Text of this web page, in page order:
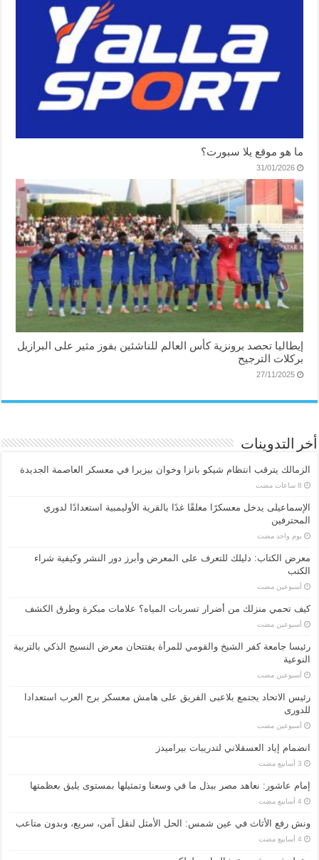
ما هو موقع يلا سبورت؟
31/01/2026
إيطاليا تحصد برونزية كأس العالم للناشئين بفوز مثير على البرازيل
بركلات الترجيح
27/11/2025
أخر التدوينات
الزمالك يترقب انتظام شيكو بانزا وخوان بيزيرا في معسكر العاصمة الجديدة
الإسماعیلی یدخل معسكرًا مغلقًا غدًا بالقرية الأوليمبية استعدادًا لدوري
المحترفين
‏يوم واحد مضت
معرض الكتاب: دليلك للتعرف على المعرض وأبرز دور النشر وكيفية شراء
الكتب
‏أسبوعين مضت
كيف تحمي منزلك من أضرار تسربات المياه؟ علامات مبكرة وطرق الكشف
‏أسبوعين مضت
رئيسا جامعة كفر الشيخ والقومي للمرأة يفتتحان معرض النسيج الذكي بالتربية
النوعية
‏أسبوعين مضت
رئيس الاتحاد يجتمع بلاعبى الفريق على هامش معسكر برج العرب استعدادا
للدورى
‏أسبوعين مضت
انضمام إياد العسقلاني لتدريبات بيراميدز
إمام عاشور: نعاهد مصر ببذل ما في وسعنا وتمثيلها بمستوى يليق بعظمتها
ونش رفع الأثاث في عين شمس: الحل الأمثل لنقل آمن، سريع، وبدون متاعب